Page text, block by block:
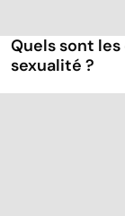
Quels sont
sexualité ?